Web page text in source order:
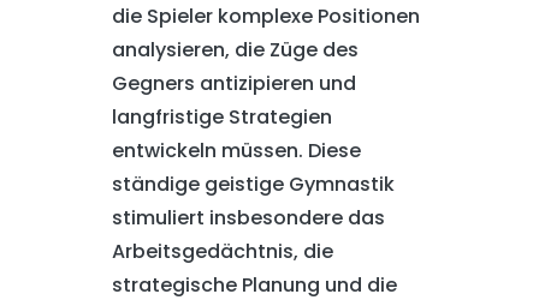
die Spieler komplexe Positionen
analysieren, die Züge des
Gegners antizipieren und
langfristige Strategien
entwickeln müssen. Diese
ständige geistige Gymnastik
stimuliert insbesondere das
Arbeitsgedächtnis, die
strategische Planung und die